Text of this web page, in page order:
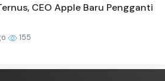
CEO Apple Baru Pengganti
155